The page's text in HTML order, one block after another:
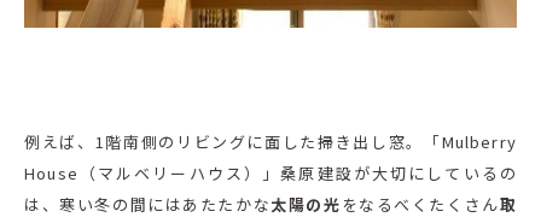
例えば、1階南側のリビングに面した掃き出し窓。「Mulberry
House（マルベリーハウス）」桑原建設が大切にしているの
は、寒い冬の間にはあたたかな太陽の光 をなるべくたくさん取